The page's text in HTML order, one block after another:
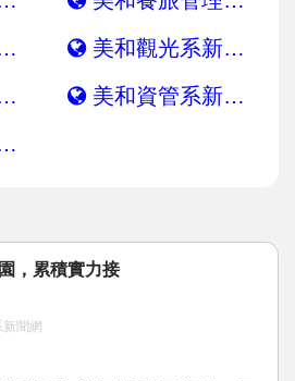
美和觀光系新聞網
美和資管系新聞網
，累積實力接
聞網